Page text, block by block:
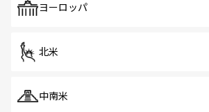
で、ホーカーズは地元の風情を楽し
ヨーロッパ
北米
中南米